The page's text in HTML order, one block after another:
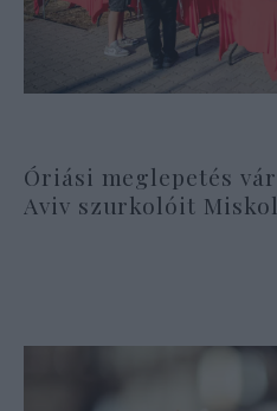
Óriási meglepetés
Aviv szurkolóit